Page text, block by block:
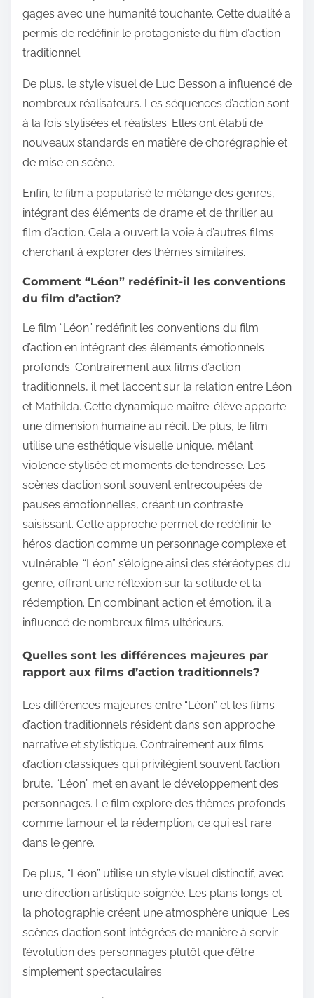
gages avec une humanité touchante. Cette dualité a
permis de redéfinir le protagoniste du film d’action
traditionnel.
De plus, le style visuel de Luc Besson a influencé de
nombreux réalisateurs. Les séquences d’action sont
à la fois stylisées et réalistes. Elles ont établi de
nouveaux standards en matière de chorégraphie et
de mise en scène.
Enfin, le film a popularisé le mélange des genres,
intégrant des éléments de drame et de thriller au
film d’action. Cela a ouvert la voie à d’autres films
cherchant à explorer des thèmes similaires.
Comment “Léon” redéfinit-il les conventions
du film d’action?
Le film “Léon” redéfinit les conventions du film
d’action en intégrant des éléments émotionnels
profonds. Contrairement aux films d’action
traditionnels, il met l’accent sur la relation entre Léon
et Mathilda. Cette dynamique maître-élève apporte
une dimension humaine au récit. De plus, le film
utilise une esthétique visuelle unique, mêlant
violence stylisée et moments de tendresse. Les
scènes d’action sont souvent entrecoupées de
pauses émotionnelles, créant un contraste
saisissant. Cette approche permet de redéfinir le
héros d’action comme un personnage complexe et
vulnérable. “Léon” s’éloigne ainsi des stéréotypes du
genre, offrant une réflexion sur la solitude et la
rédemption. En combinant action et émotion, il a
influencé de nombreux films ultérieurs.
Quelles sont les différences majeures par
rapport aux films d’action traditionnels?
Les différences majeures entre “Léon” et les films
d’action traditionnels résident dans son approche
narrative et stylistique. Contrairement aux films
d’action classiques qui privilégient souvent l’action
brute, “Léon” met en avant le développement des
personnages. Le film explore des thèmes profonds
comme l’amour et la rédemption, ce qui est rare
dans le genre.
De plus, “Léon” utilise un style visuel distinctif, avec
une direction artistique soignée. Les plans longs et
la photographie créent une atmosphère unique. Les
scènes d’action sont intégrées de manière à servir
l’évolution des personnages plutôt que d’être
simplement spectaculaires.